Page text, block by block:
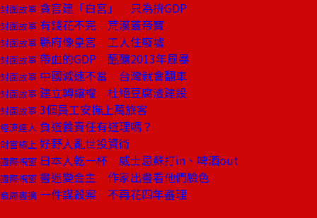
封面故事 貪官建「白宮」 只為拚GDP
封面故事 有錢花不完 荒漠蓋帝寶
封面故事 縣府像皇宮 工人住廢墟
封面故事 帶血的GDP 醞釀2013年風暴
封面故事 中國減速不當 台灣就會翻車
封面故事 建立轉讓權 杜絕豆腐渣建設
封面故事 3個員工安撫上萬旅客
經濟達人 負道義責任有道理嗎？
財富線上 好野人亂世投資術
國際視窗 日本人乾一杯 威士忌蘇打in、啤酒out
國際視窗 書迷變金主 作家出書看他們臉色
商周書摘 一件謀殺案 不再花四年審理